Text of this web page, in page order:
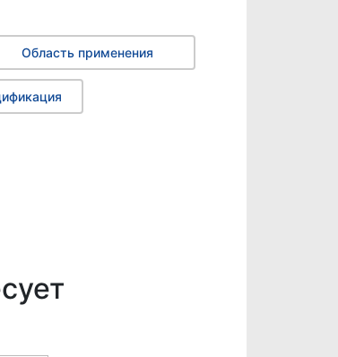
Область применения